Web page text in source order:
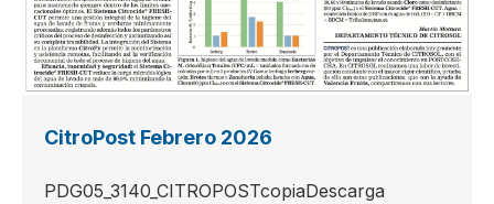
CitroPost Febrero 2026
PDG05_3140_CITROPOSTcopiaDescarga